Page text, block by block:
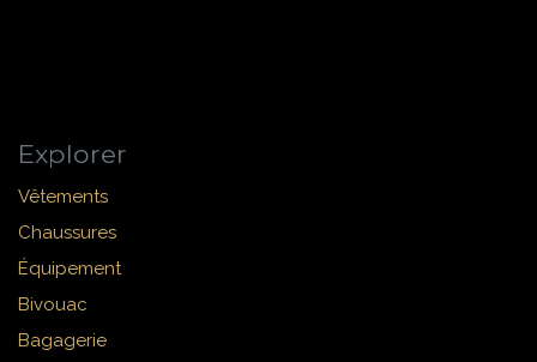
Explorer
Vêtements
Chaussures
Équipement
Bivouac
Bagagerie